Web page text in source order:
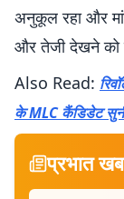
अनुकूल रहा और
और तेजी देखने को
Also Read:
के MLC कैंडिडेट
प्रभात